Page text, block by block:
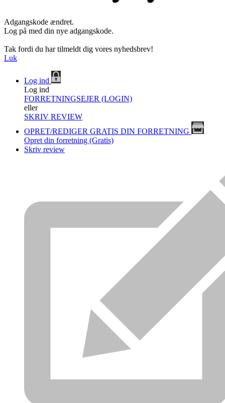
Adgangskode ændret.
Log på med din nye adgangskode.
Tak fordi du har tilmeldt dig vores nyhedsbrev!
Luk
Log ind
Log ind
FORRETNINGSEJER (LOGIN)
eller
SKRIV REVIEW
OPRET/REDIGER GRATIS DIN FORRETNING
Opret din forretning (Gratis)
Skriv review